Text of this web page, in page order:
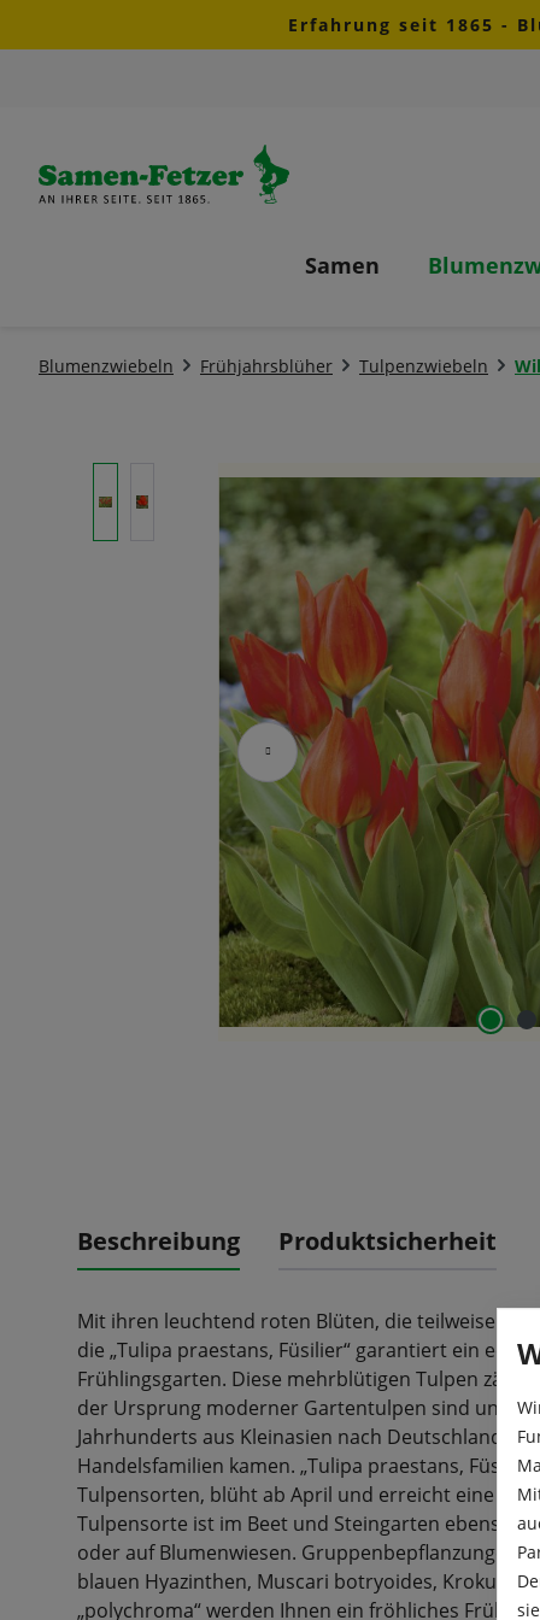
Zur Hauptnavigation springenErfahrung seit 1865 -
Samen
Blumenzwiebeln Frühjahrsblüher Tulpenzwiebeln
Bildergalerie überspringen
Beschreibung Produktsicherheit
Mit ihren leuchtend roten Blüten, die teilweise zu
die „Tulipa praestans, Füsilier“ garantiert ein
Frühlingsgarten. Diese mehrblütigen Tulpen
der Ursprung moderner Gartentulpen sind und
Jahrhunderts aus Kleinasien nach Deutschland in
Handelsfamilien kamen. „Tulipa praestans,
Tulpensorten, blüht ab April und erreicht eine
Tulpensorte ist im Beet und Steingarten ebenso
oder auf Blumenwiesen. Gruppenbepflanzungen
blauen Hyazinthen, Muscari botryoides,
„polychroma“ werden Ihnen ein fröhliches